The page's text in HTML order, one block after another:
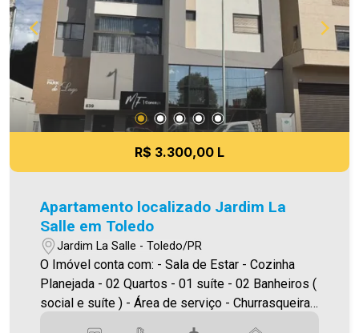
uma visita! Imobiliária Ativa | Sinta-se em casa! -
As informações aqui prestadas são verdadeiras,
todavia, reservamo-nos o direito de corrigir
qualquer erro de digitação e/ou ortografia, bem
como alteração dos preços e imagens. Fotos
meramente ilustrativas
R$ 3.300,00 L
Apartamento localizado Jardim La
Salle em Toledo
Jardim La Salle - Toledo/PR
O Imóvel conta com: - Sala de Estar - Cozinha
Planejada - 02 Quartos - 01 suíte - 02 Banheiros (
social e suíte ) - Área de serviço - Churrasqueira